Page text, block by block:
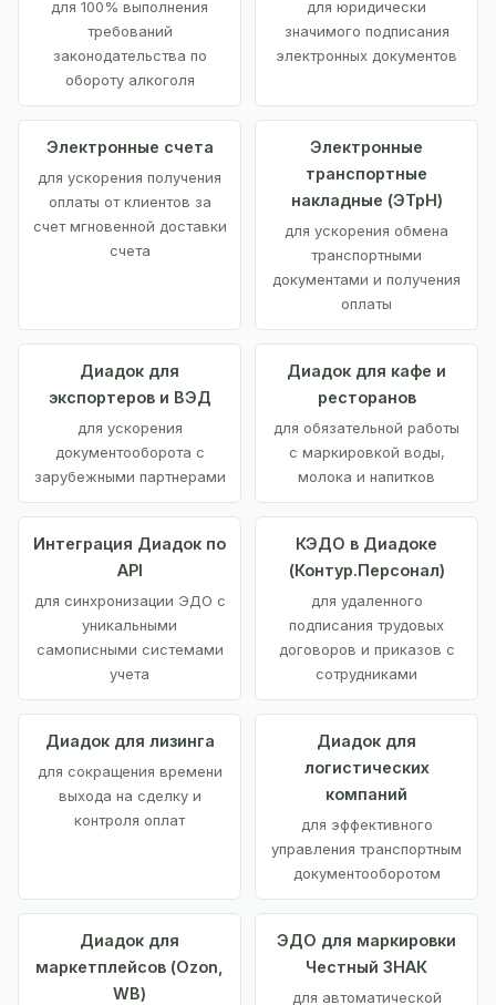
для 100% выполнения
требований
законодательства по
обороту алкоголя
для юридически
значимого подписания
электронных документов
Электронные счета
для ускорения получения
оплаты от клиентов за
счет мгновенной доставки
счета
Электронные
транспортные
накладные (ЭТрН)
для ускорения обмена
транспортными
документами и получения
оплаты
Диадок для
экспортеров и ВЭД
для ускорения
документооборота с
зарубежными партнерами
Диадок для кафе и
ресторанов
для обязательной работы
с маркировкой воды,
молока и напитков
Интеграция Диадок по
API
для синхронизации ЭДО с
уникальными
самописными системами
учета
КЭДО в Диадоке
(Контур.Персонал)
для удаленного
подписания трудовых
договоров и приказов с
сотрудниками
Диадок для лизинга
для сокращения времени
выхода на сделку и
контроля оплат
Диадок для
логистических
компаний
для эффективного
управления транспортным
документооборотом
Диадок для
маркетплейсов (Ozon,
WB)
ЭДО для маркировки
Честный ЗНАК
для автоматической